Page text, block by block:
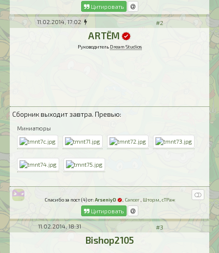
Цитировать
11.02.2014, 17:02 #2
ARTЁM
Руководитель Dream Studios
Сборник выходит завтра. Превью:
Миниатюры
Спасибо за пост (4) от: ArseniyD , Cancer Шторм сТРаж
Цитировать
11.02.2014, 18:31 #3
Bishop2105